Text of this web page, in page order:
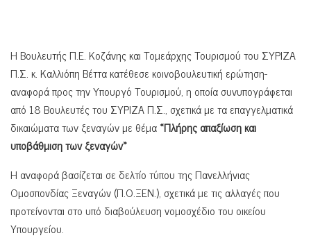
Η Βουλευτής Π.Ε. Κοζάνης και Τομεάρχης Τουρισμού του ΣΥΡΙΖΑ
Π.Σ. κ. Καλλιόπη Βέττα κατέθεσε κοινοβουλευτική ερώτηση-
αναφορά προς την Υπουργό Τουρισμού, η οποία συνυπογράφεται
από 18 Βουλευτές του ΣΥΡΙΖΑ Π.Σ., σχετικά με τα επαγγελματικά
δικαιώματα των ξεναγών με θέμα«Πλήρης απαξίωση και
υποβάθμιση των ξεναγών»
Η αναφορά βασίζεται σε δελτίο τύπου της Πανελλήνιας
Ομοσπονδίας Ξεναγών (Π.Ο.ΞΕΝ.), σχετικά με τις αλλαγές που
προτείνονται στο υπό διαβούλευση νομοσχέδιο του οικείου
Υπουργείου.